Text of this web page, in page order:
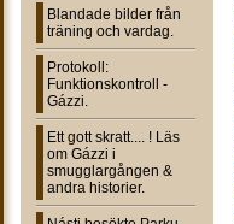
Blandade bilder från
träning och vardag.
Protokoll:
Funktionskontroll -
Gázzi.
Ett gott skratt.... ! Läs
om Gázzi i
smugglargången &
andra historier.